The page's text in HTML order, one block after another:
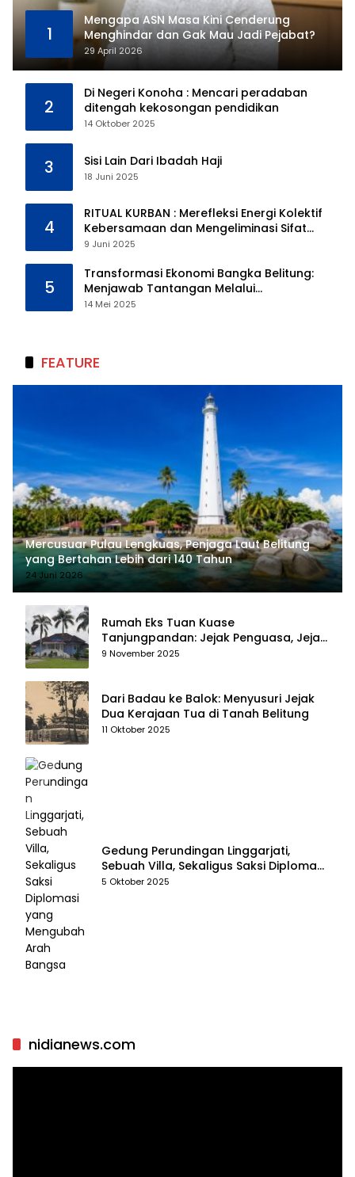
1
Mengapa ASN Masa Kini Cenderung
Menghindar dan Gak Mau Jadi Pejabat?
29 April 2026
2
Di Negeri Konoha : Mencari peradaban
ditengah kekosongan pendidikan
14 Oktober 2025
3 Sisi Lain Dari Ibadah Haji
18 Juni 2025
4
RITUAL KURBAN : Merefleksi Energi Kolektif
Kebersamaan dan Mengeliminasi Sifat
Kebinatangan Manusia
9 Juni 2025
5
Transformasi Ekonomi Bangka Belitung:
Menjawab Tantangan Melalui
Pengelolaan Sumber Daya Alam yang
14 Mei 2025
FEATURE
Mercusuar Pulau Lengkuas, Penjaga Laut Belitung
yang Bertahan Lebih dari 140 Tahun
24 Juni 2026
Rumah Eks Tuan Kuase
Tanjungpandan: Jejak Penguasa, Jejak
Kenangan
9 November 2025
Dari Badau ke Balok: Menyusuri Jejak
Dua Kerajaan Tua di Tanah Belitung
11 Oktober 2025
Gedung Perundingan Linggarjati,
Sebuah Villa, Sekaligus Saksi Diplomasi
yang Mengubah Arah Bangsa
5 Oktober 2025
nidianews.com